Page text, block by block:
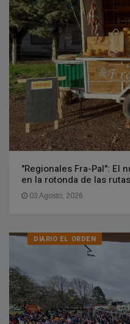
"Regionales Fra-Pal": El
en la rotonda de las
03 Agosto, 2026
DIARIO EL ORDEN